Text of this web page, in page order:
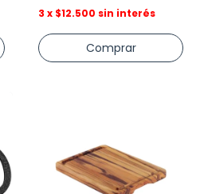
3 x $12.500 sin interés